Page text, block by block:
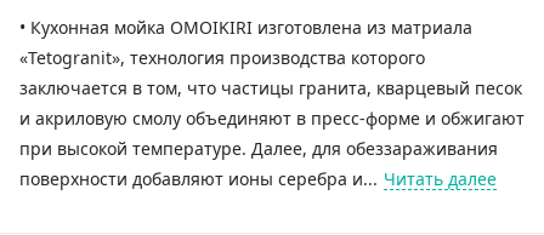
• Кухонная мойка OMOIKIRI изготовлена из матриала
«Tetogranit», технология производства которого
заключается в том, что частицы гранита, кварцевый песок
и акриловую смолу объединяют в пресс-форме и обжигают
при высокой температуре. Далее, для обеззараживания
поверхности добавляют ионы серебра и... Читать далее